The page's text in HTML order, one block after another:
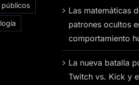
Las matemáticas
patrones ocultos
comportamiento
La nueva batalla
Twitch vs. Kick y